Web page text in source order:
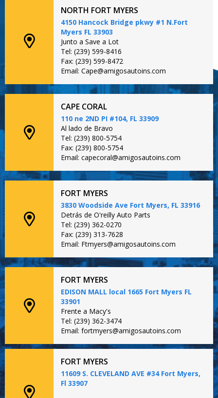
NORTH FORT MYERS
4150 Hancock Bridge pkwy #1 N.Fort
Myers FL 33903
Junto a Save a Lot
Tel: (239) 599-8416
Fax: (239) 599-8472
Email: Cape@amigosautoins.com
CAPE CORAL
110 ne 2ND PI #104, FL 33909
Al lado de Bravo
Tel: (239) 800-5754
Fax: (239) 800-5754
Email: capecoral@amigosautoins.com
FORT MYERS
3830 Woodside Ave Fort Myers, FL 33916
Detrás de O'reilly Auto Parts
Tel: (239) 362-0270
Fax: (239) 313-7628
Email: Ftmyers@amigosautoins.com
FORT MYERS
EDISON MALL local 1665 Fort Myers FL
33901
Frente a Macy's
Tel: (239) 362-3474
Email: fortmyers@amigosautoins.com
FORT MYERS
11609 S. CLEVELAND AVE #34 Fort Myers,
Fl 33907